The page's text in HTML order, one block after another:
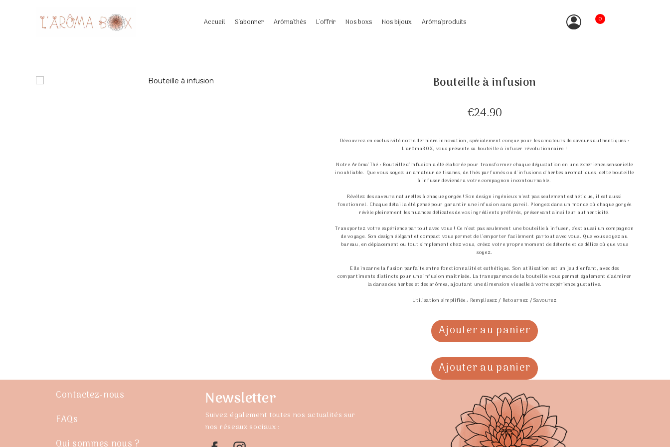
Accueil S'abonner Arôma'thés L'offrir Nos boxs Nos bijoux Arôma'produits 0
Bouteille à infusion
€24.90
Découvrez en exclusivité notre dernière innovation, spécialement conçue pour les amateurs de saveurs authentiques :
L'arômaBOX, vous présente sa bouteille à infuser révolutionnaire !
Notre Arôma'Thé : Bouteille d'Infusion a été élaborée pour transformer chaque dégustation en une expérience sensorielle
inoubliable. Que vous soyez un amateur de tisanes, de thés parfumés ou d'infusions d'herbes aromatiques, cette bouteille
à infuser deviendra votre compagnon incontournable.
Révélez des saveurs naturelles à chaque gorgée ! Son design ingénieux n'est pas seulement esthétique, il est aussi
fonctionnel. Chaque détail a été pensé pour garantir une infusion sans pareil. Plongez dans un monde où chaque gorgée
révèle pleinement les nuances délicates de vos ingrédients préférés, préservant ainsi leur authenticité.
Transportez votre expérience partout avec vous ! Ce n'est pas seulement une bouteille à infuser, c'est aussi un compagnon
de voyage. Son design élégant et compact vous permet de l'emporter facilement partout avec vous. Que vous soyez au
bureau, en déplacement ou tout simplement chez vous, créez votre propre moment de détente et de délice où que vous
soyez.
Elle incarne la fusion parfaite entre fonctionnalité et esthétique. Son utilisation est un jeu d'enfant, avec des
compartiments distincts pour une infusion maîtrisée. La transparence de la bouteille vous permet également d'admirer
la danse des herbes et des arômes, ajoutant une dimension visuelle à votre expérience gustative.
Utilisation simplifiée : Remplissez / Retournez / Savourez
Ajouter au panier
Ajouter au panier
Contactez-nous
FAQs
Newsletter
Suivez également toutes nos actualités sur
nos réseaux sociaux :